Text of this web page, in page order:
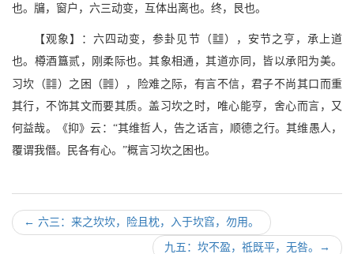
也。牖，窗户，六三动变，互体出离也。终，艮也。
【观象】：六四动变，参卦见节（N），安节之亨，承上道
也。樽酒簋贰，刚柔际也。其象相通，其道亦同，皆以承阳为美。
习坎（Q）之困（J），险难之际，有言不信，君子不尚其口而重
其行，不饰其文而要其质。盖习坎之时，唯心能亨，舍心而言，又
何益哉。《抑》云：“其维哲人，告之话言，顺德之行。其维愚人，
覆谓我僭。民各有心。”概言习坎之困也。
← 六三：来之坎坎，险且枕，入于坎窞，勿用。
九五：坎不盈，祗既平，无咎。 →